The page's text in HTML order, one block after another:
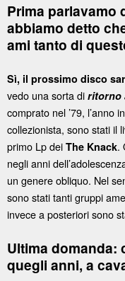
Prima parlavamo
abbiamo detto
ami tanto di
Sì, il prossimo disco
vedo una sorta di ritorno
comprato nel ’79, l’anno
collezionista, sono stati il
primo Lp dei The Knack.
negli anni
un genere obliquo. Nel
sono stati tanti gruppi
invece a posteriori sono
Ultima domanda:
quegli anni, a